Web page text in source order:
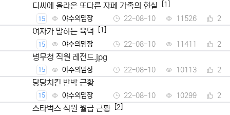
디씨에 올라온 또다른 자폐 가족의 현실 [1]
15 야수의밈장 22-08-10 11526 2
여자가 말하는 육덕 [1]
15 야수의밈장 22-08-10 11411 2
병무청 직원 레전드.jpg
15 야수의밈장 22-08-10 10113 2
당당치킨 반박 근황
15 야수의밈장 22-08-10 10299 2
스타벅스 직원 월급 근황 [2]